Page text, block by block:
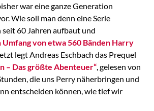
war eine ganze Generation
Wie soll man denn eine Serie
seit 60 Jahren aufbaut und
Umfang von etwa 560 Bänden Harry
legt Andreas Eschbach das Prequel
– Das größte Abenteuer“, gelesen von
die uns Perry näherbringen und
entscheiden können, wie tief wir